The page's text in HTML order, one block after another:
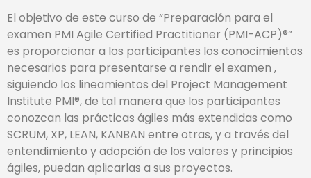
El objetivo de este curso de “Preparación para el
examen PMI Agile Certified Practitioner (PMI-ACP)®”
es proporcionar a los participantes los conocimientos
necesarios para presentarse a rendir el examen ,
siguiendo los lineamientos del Project Management
Institute PMI®, de tal manera que los participantes
conozcan las prácticas ágiles más extendidas como
SCRUM, XP, LEAN, KANBAN entre otras, y a través del
entendimiento y adopción de los valores y principios
ágiles, puedan aplicarlas a sus proyectos.